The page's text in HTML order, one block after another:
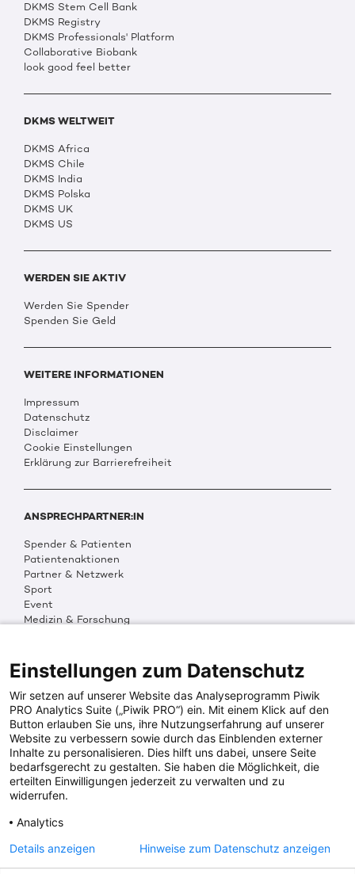
DKMS Stem Cell Bank
DKMS Registry
DKMS Professionals' Platform
Collaborative Biobank
look good feel better
DKMS WELTWEIT
DKMS Africa
DKMS Chile
DKMS India
DKMS Polska
DKMS UK
DKMS US
WERDEN SIE AKTIV
Werden Sie Spender
Spenden Sie Geld
WEITERE INFORMATIONEN
Impressum
Datenschutz
Disclaimer
Cookie Einstellungen
Erklärung zur Barrierefreiheit
ANSPRECHPARTNER:IN
Spender & Patienten
Patientenaktionen
Partner & Netzwerk
Sport
Event
Medizin & Forschung
Multimedia
Social Media
PRESSEINFOS
Fotos & Media
Digitale Pressemappen
Patientenaktionen
DKMS SPENDENKONTO
Einstellungen zum Datenschutz
Wir setzen auf unserer Website das Analyseprogramm Piwik
PRO Analytics Suite („Piwik PRO“) ein. Mit einem Klick auf den
Button erlauben Sie uns, ihre Nutzungserfahrung auf unserer
Website zu verbessern sowie durch das Einblenden externer
Inhalte zu personalisieren. Dies hilft uns dabei, unsere Seite
bedarfsgerecht zu gestalten. Sie haben die Möglichkeit, die
erteilten Einwilligungen jederzeit zu verwalten und zu
widerrufen.
Analytics
Details anzeigen
Hinweise zum Datenschutz anzeigen